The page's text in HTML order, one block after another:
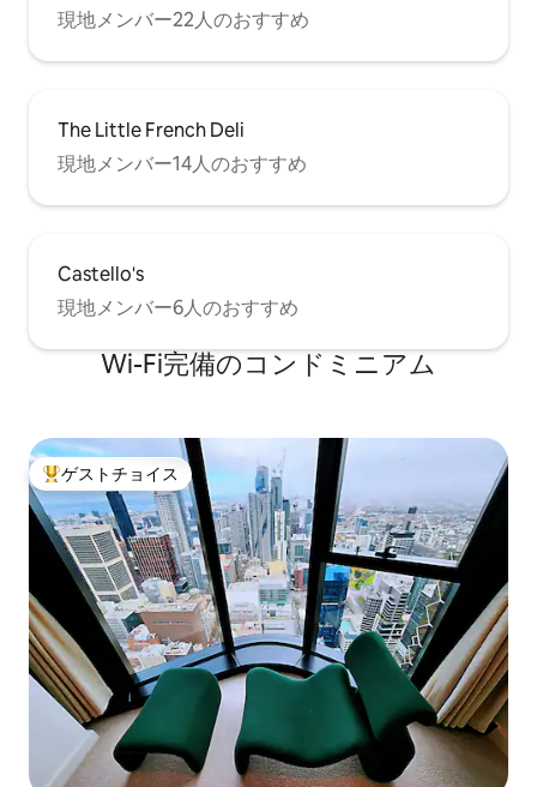
現地メンバー22人のおすすめ
The Little French Deli
現地メンバー14人のおすすめ
Castello's
現地メンバー6人のおすすめ
Wi-Fi完備のコンドミニアム
大好評のゲストチョイスです。
ゲストチョイス